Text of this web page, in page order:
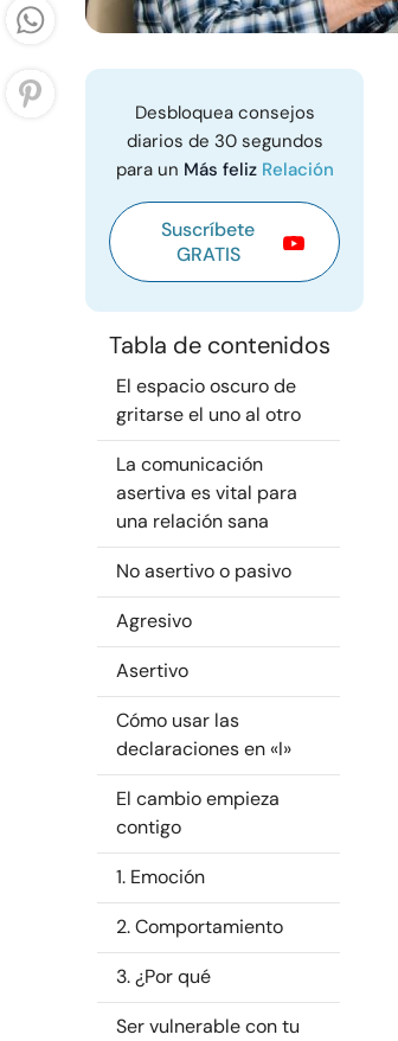
Desbloquea consejos
diarios de 30 segundos
para un Más feliz Relación
Suscríbete
GRATIS
Tabla de contenidos
El espacio oscuro de
gritarse el uno al otro
La comunicación
asertiva es vital para
una relación sana
No asertivo o pasivo
Agresivo
Asertivo
Cómo usar las
declaraciones en «I»
El cambio empieza
contigo
1. Emoción
2. Comportamiento
3. ¿Por qué
Ser vulnerable con tu